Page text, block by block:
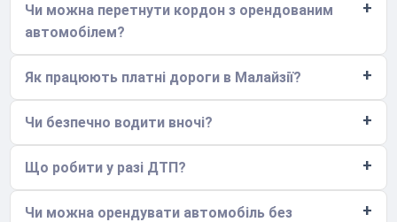
Чи можна перетнути кордон з орендованим
автомобілем?
Як працюють платні дороги в Малайзії?
Чи безпечно водити вночі?
Що робити у разі ДТП?
Чи можна орендувати автомобіль без